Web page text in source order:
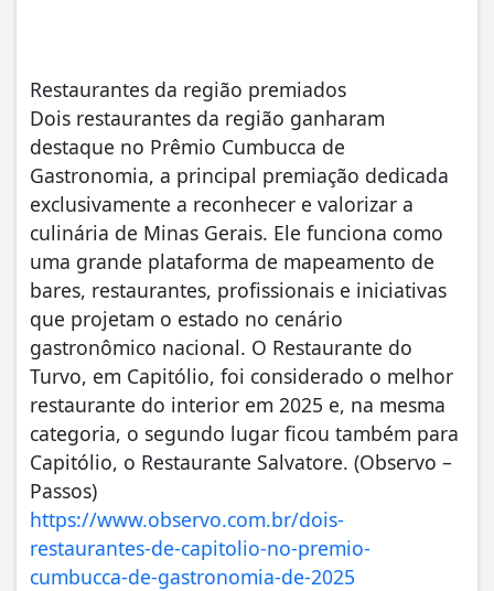
Restaurantes da região premiados
Dois restaurantes da região ganharam
destaque no Prêmio Cumbucca de
Gastronomia, a principal premiação dedicada
exclusivamente a reconhecer e valorizar a
culinária de Minas Gerais. Ele funciona como
uma grande plataforma de mapeamento de
bares, restaurantes, profissionais e iniciativas
que projetam o estado no cenário
gastronômico nacional. O Restaurante do
Turvo, em Capitólio, foi considerado o melhor
restaurante do interior em 2025 e, na mesma
categoria, o segundo lugar ficou também para
Capitólio, o Restaurante Salvatore. (Observo –
Passos)
https://www.observo.com.br/dois-
restaurantes-de-capitolio-no-premio-
cumbucca-de-gastronomia-de-2025